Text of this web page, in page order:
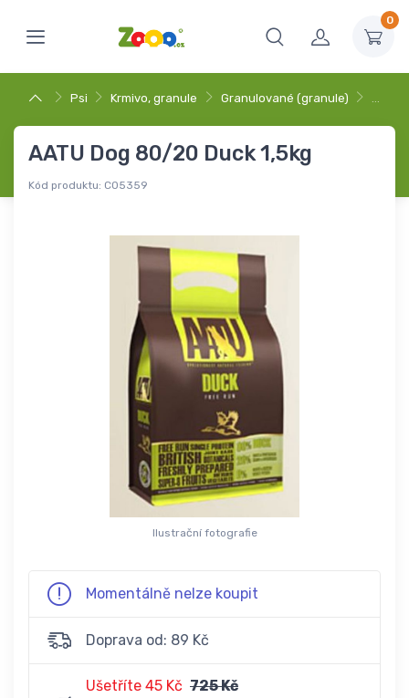
0
Psi Krmivo, granule Granulované (granule) …
AATU Dog 80/20 Duck 1,5kg
Kód produktu: C05359
Ilustrační fotografie
Momentálně nelze koupit
Doprava od: 89 Kč
Ušetříte 45 Kč 725 Kč